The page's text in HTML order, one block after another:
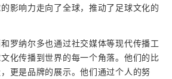
影响力走向了全球，推动了足球文化的
罗纳尔多也通过社交媒体等现代传播工
化传播到世界的每一个角落。他们的比
更是品牌的展示。他们通过个人的努